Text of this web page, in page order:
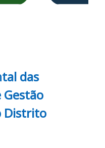
das
Gestão
Distrito